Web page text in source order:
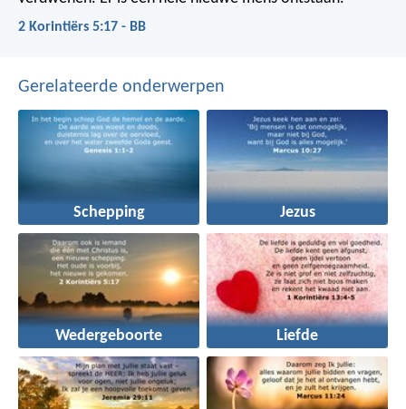
2 Korintiërs 5:17 - BB
Gerelateerde onderwerpen
Schepping Jezus
Wedergeboorte Liefde